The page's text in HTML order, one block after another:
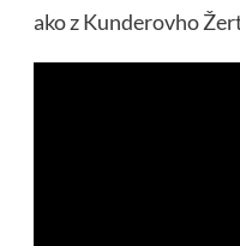
ako z Kunderovho